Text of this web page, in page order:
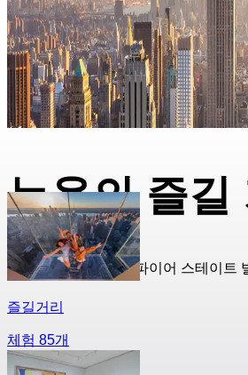
뉴욕의 즐길
센트럴 파크 산책, 엠파이어 스테이트
즐길거리
체험 85개